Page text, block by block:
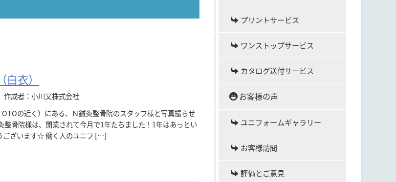
衣）
作成者：小川又株式会社
の近く）にある、Ｎ鍼灸整骨院のスタッフ様と写真撮らせ
整骨院様は、開業されて今月で1年たちました！1年はあっとい
ございます☆ 働く人のユニフ […]
プリントサービス
ワンストップサービス
カタログ送付サービス
お客様の声
ユニフォームギャラリー
お客様訪問
評価とご意見